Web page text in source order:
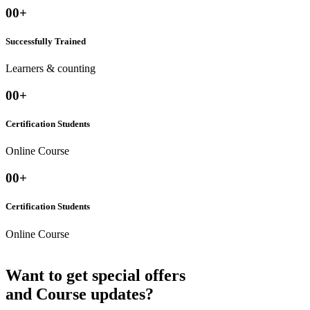
00+
Successfully Trained
Learners & counting
00+
Certification Students
Online Course
00+
Certification Students
Online Course
Want to get special offers
and Course updates?